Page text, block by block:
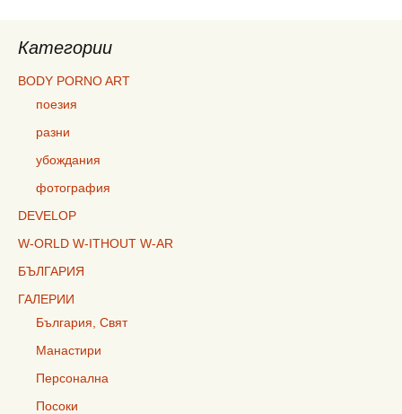
Категории
BODY PORNO ART
поезия
разни
убождания
фотография
DEVELOP
W-ORLD W-ITHOUT W-AR
БЪЛГАРИЯ
ГАЛЕРИИ
България, Свят
Манастири
Персонална
Посоки